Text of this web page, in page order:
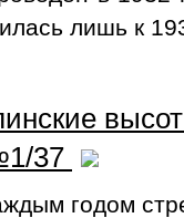
лишь к
37
годом